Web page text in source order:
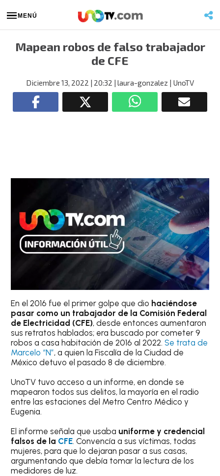
MENÚ
Mapean robos de falso trabajador
de CFE
Diciembre 13, 2022 | 20:32 | laura-gonzalez | UnoTV
En el 2016 fue el primer golpe que dio haciéndose
pasar como un trabajador de la Comisión Federal
de Electricidad (CFE), desde entonces aumentaron
sus retratos hablados; era buscado por cometer 9
robos a casa habitación de 2016 al 2022.Se trata de
Marcelo “N”, a quien la Fiscalía de la Ciudad de
México detuvo el pasado 8 de diciembre.
UnoTV tuvo acceso a un informe, en donde se
mapearon todos sus delitos, la mayoría en el radio
entre las estaciones del Metro Centro Médico y
Eugenia.
El informe señala que usaba uniforme y credencial
falsos de la CFE. Convencía a sus víctimas, todas
mujeres, para que lo dejaran pasar a sus casas,
argumentando que debía tomar la lectura de los
medidores de luz.